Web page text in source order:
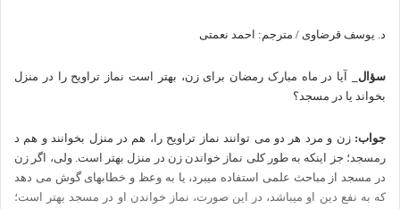
د. یوسف قرضاوی / مترجم: احمد نعمتی
سؤال_
آیا در ماه مبارک رمضان برای زن، بهتر است نماز تراویح را در منزل
بخواند یا در مسجد؟
جواب: زن و مرد هر دو می توانند نماز تراویح را، هم در منزل بخوانند و هم د
رمسجد؛ جز اینکه به طور کلی نماز خواندن زن در منزل بهتر است. ولی، اگر زن
در مسجد از مباحث علمی استفاده می­برد، یا به وعظ و خطابه­ای گوش می دهد
که به نفع دین او می­باشد، در این صورت، نماز خواندن او در مسجد بهتر است؛